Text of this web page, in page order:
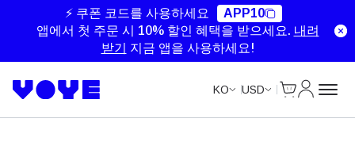
⚡ 쿠폰 코드를 사용하세요
APP10
앱에서 첫 주문 시 10% 할인 혜택을 받으세요. 내려
받기
지금 앱을 사용하세요!
KO USD
Unlimited Data
Unlimited Data
Unlimited Data
Unlimited Data